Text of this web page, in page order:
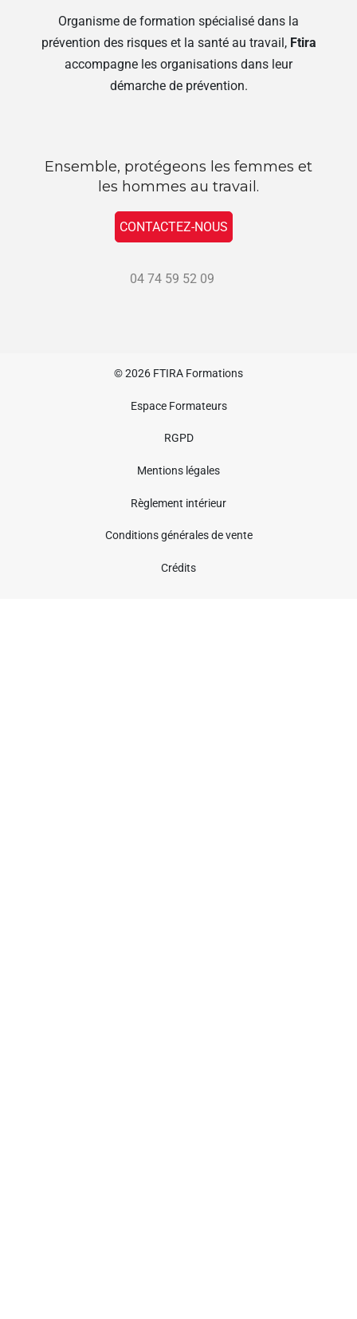
Organisme de formation spécialisé dans la
prévention des risques et la santé au travail, Ftira
accompagne les organisations dans leur
démarche de prévention.
Ensemble, protégeons les femmes et
les hommes au travail.
CONTACTEZ-NOUS
04 74 59 52 09
© 2026 FTIRA Formations
Espace Formateurs
RGPD
Mentions légales
Règlement intérieur
Conditions générales de vente
Crédits